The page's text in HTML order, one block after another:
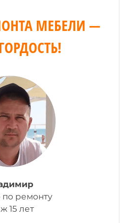
МЕБЕЛИ —
по ремонту
15 лет